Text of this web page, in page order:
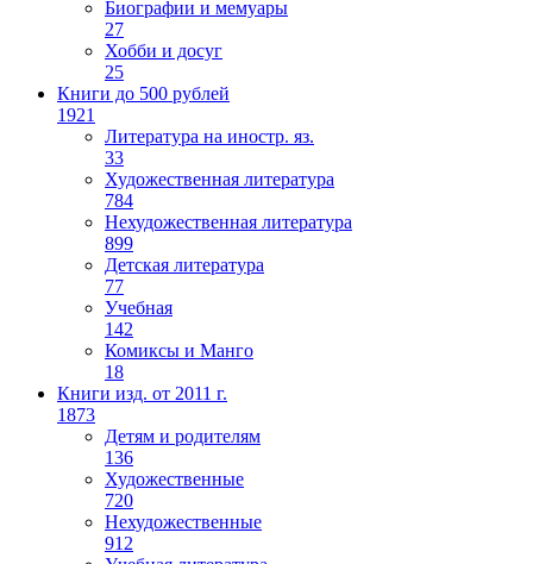
Биографии и мемуары
27
Хобби и досуг
25
Книги до 500 рублей
1921
Литература на иностр. яз.
33
Художественная литература
784
Нехудожественная литература
899
Детская литература
77
Учебная
142
Комиксы и Манго
18
Книги изд. от 2011 г.
1873
Детям и родителям
136
Художественные
720
Нехудожественные
912